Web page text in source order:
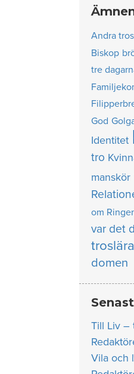
Andra
Biskop
tre
God
Identitet
tro
manskör
om
var det
troslära
domen
Till Liv –
Vila och